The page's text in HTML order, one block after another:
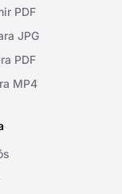
PDF
JPG
PDF
MP4